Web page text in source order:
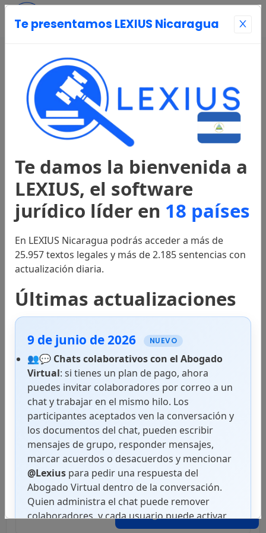
Abogado Virtual
Te presentamos LEXIUS Nicaragua
Te damos la bienvenida a
LEXIUS, el software
jurídico líder en 18 países
En LEXIUS Nicaragua podrás acceder a más de
25.957 textos legales y más de 2.185 sentencias con
actualización diaria.
Últimas actualizaciones
9 de junio de 2026 NUEVO
👥💬 Chats colaborativos con el Abogado
Virtual: si tienes un plan de pago, ahora
puedes invitar colaboradores por correo a un
chat y trabajar en el mismo hilo. Los
participantes aceptados ven la conversación y
los documentos del chat, pueden escribir
mensajes de grupo, responder mensajes,
marcar acuerdos o desacuerdos y mencionar
@Lexius para pedir una respuesta del
Abogado Virtual dentro de la conversación.
Quien administra el chat puede remover
colaboradores, y cada usuario puede activar
notificaciones push en superficies
Página Principal
Entrar
Registrarse
Legislación
Constitución
Leyes
Decretos
Resoluciones
Acuerdos